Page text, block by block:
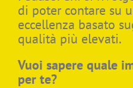
di poter contare su
eccellenza basato
qualità più elevati.
Vuoi sapere quale
per te?